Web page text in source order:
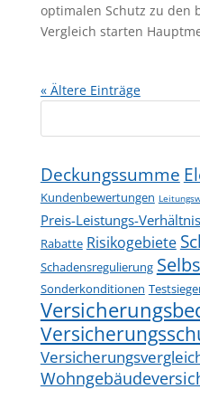
optimalen Schutz zu den
Vergleich starten
« Ältere Einträge
Deckungssumme
Kundenbewertungen
Preis-Leistungs-Verhältnis
Rabatte Risikogebiete
Schadensregulierung
Sonderkonditionen